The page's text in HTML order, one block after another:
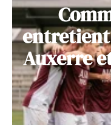
Auxerre